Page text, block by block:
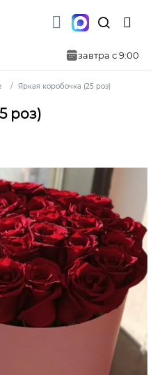
завтра с 9:00
Яркая коробочка (25 роз)
роз)